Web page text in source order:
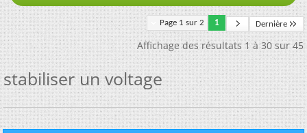
Page 1 sur 2 1 Dernière
Affichage des résultats 1 à 30 sur 45
stabiliser un voltage